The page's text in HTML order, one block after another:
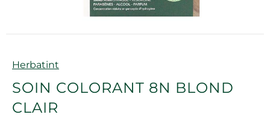
Marque
Herbatint
SOIN COLORANT 8N BLOND
CLAIR